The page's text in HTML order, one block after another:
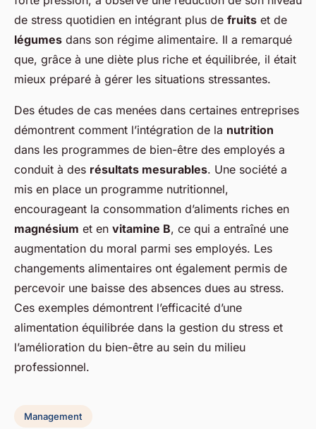
de stress quotidien en intégrant plus de fruits et de
légumes dans son régime alimentaire. Il a remarqué
que, grâce à une diète plus riche et équilibrée, il était
mieux préparé à gérer les situations stressantes.
Des études de cas menées dans certaines entreprises
démontrent comment l’intégration de la nutrition
dans les programmes de bien-être des employés a
conduit à des résultats mesurables. Une société a
mis en place un programme nutritionnel,
encourageant la consommation d’aliments riches en
magnésium et en vitamine B, ce qui a entraîné une
augmentation du moral parmi ses employés. Les
changements alimentaires ont également permis de
percevoir une baisse des absences dues au stress.
Ces exemples démontrent l’efficacité d’une
alimentation équilibrée dans la gestion du stress et
l’amélioration du bien-être au sein du milieu
professionnel.
Management